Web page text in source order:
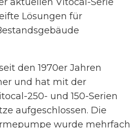
Lösungen für
den 1970er Jahren
und hat mit der
250- und 150-Serien
aufgeschlossen. Die
wurde mehrfach